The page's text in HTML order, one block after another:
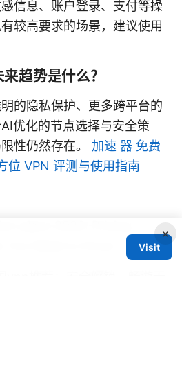
信息、账户登录、支付等操
较高要求的场景，建议使用
趋势是什么？
的隐私保护、更多跨平台的
优化的节点选择与安全策
性仍然存在。 加速 器 免费
位 VPN 评测与使用指南
plans 2026: Pricing,
You Need to Know
×
Visit